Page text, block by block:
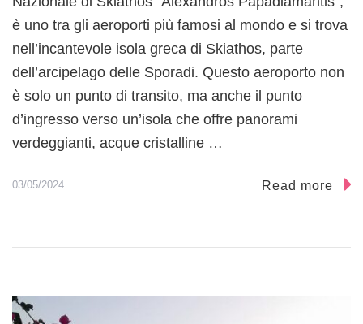
è uno tra gli aeroporti più famosi al mondo e si trova
nell’incantevole isola greca di Skiathos, parte
dell’arcipelago delle Sporadi. Questo aeroporto non
è solo un punto di transito, ma anche il punto
d’ingresso verso un’isola che offre panorami
verdeggianti, acque cristalline …
03/05/2024 Read more